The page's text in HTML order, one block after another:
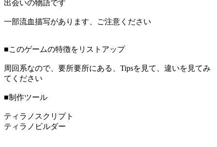
出会いの物語です
一部流血描写があります、ご注意ください
■このゲームの特徴をリストアップ
周回系なので、要所要所にある、Tipsを見て、違いを見てみ
てください
■制作ツール
ティラノスクリプト
ティラノビルダー